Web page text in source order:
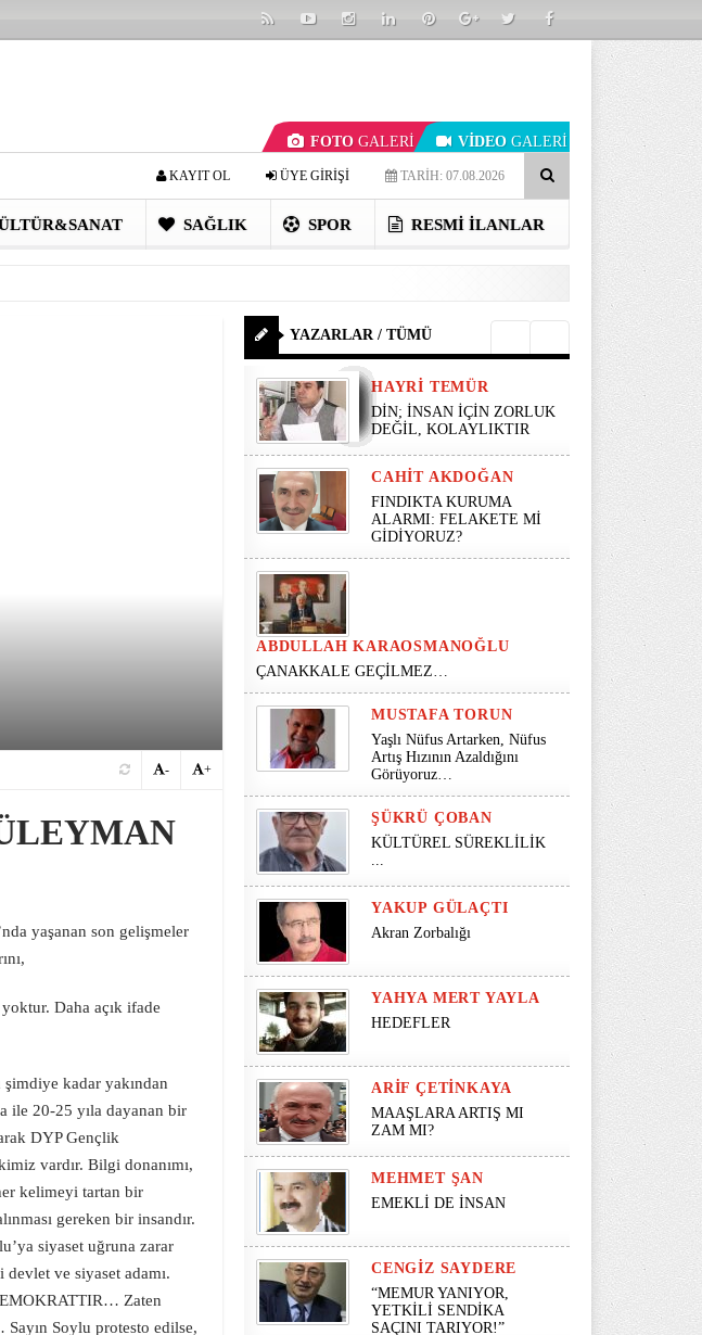
FOTO GALERİ VİDEO GALERİ
TARİH: 07.08.2026
ÜYE GİRİŞİ
KAYIT OL
SAĞLIK SPOR RESMI İLANLAR
+
-
yaşanan son gelişmeler
Daha açık ifade
şimdiye kadar yakından
ile 20-25 yıla dayanan bir
DYP Gençlik
vardır. Bilgi donanımı,
kelimeyi tartan bir
gereken bir insandır.
siyaset uğruna zarar
ve siyaset adamı.
Zaten
Soylu protesto edilse,
YAZARLAR / TÜMÜ
HAYRI TEMÜR
DİN; İNSAN İÇİN ZORLUK
DEĞİL, KOLAYLIKTIR
CAHIT AKDOĞAN
FINDIKTA KURUMA
ALARMI: FELAKETE Mİ
GİDİYORUZ?
ABDULLAH KARAOSMANOĞLU
ÇANAKKALE GEÇİLMEZ…
MUSTAFA TORUN
Yaşlı Nüfus Artarken, Nüfus
Artış Hızının Azaldığını
Görüyoruz…
ŞÜKRÜ ÇOBAN
KÜLTÜREL SÜREKLİLİK
...
YAKUP GÜLAÇTI
Akran Zorbalığı
YAHYA MERT YAYLA
HEDEFLER
ARIF ÇETINKAYA
MAAŞLARA ARTIŞ MI
ZAM MI?
MEHMET ŞAN
EMEKLİ DE İNSAN
CENGIZ SAYDERE
“MEMUR YANIYOR,
YETKİLİ SENDİKA
SAÇINI TARIYOR!”